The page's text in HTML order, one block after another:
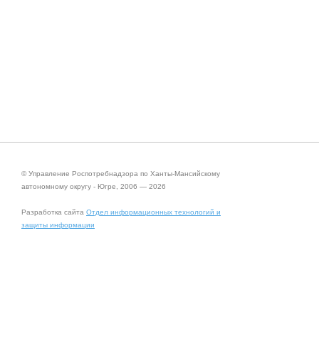
© Управление Роспотребнадзора по Ханты-Мансийскому
автономному округу - Югре, 2006 — 2026
Разработка сайта Отдел информационных технологий и
защиты информации